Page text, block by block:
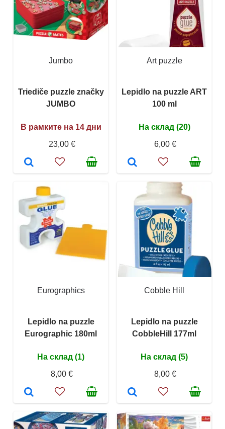
Jumbo
Triediče puzzle značky
JUMBO
В рамките на 14 дни
23,00 €
Art puzzle
Lepidlo na puzzle ART
100 ml
На склад (20)
6,00 €
Eurographics
Lepidlo na puzzle
Eurographic 180ml
На склад (1)
8,00 €
Cobble Hill
Lepidlo na puzzle
CobbleHill 177ml
На склад (5)
8,00 €